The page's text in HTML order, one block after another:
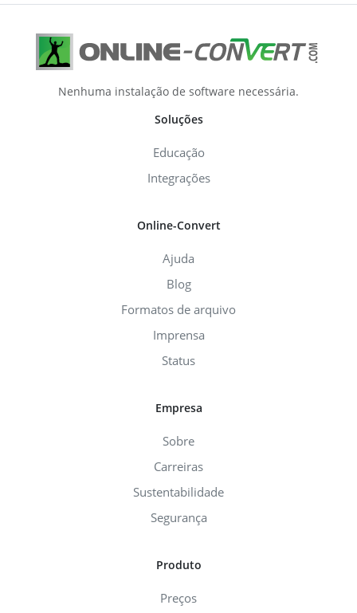
Nenhuma instalação de software necessária.
Soluções
Educação
Integrações
Online-Convert
Ajuda
Blog
Formatos de arquivo
Imprensa
Status
Empresa
Sobre
Carreiras
Sustentabilidade
Segurança
Produto
Preços